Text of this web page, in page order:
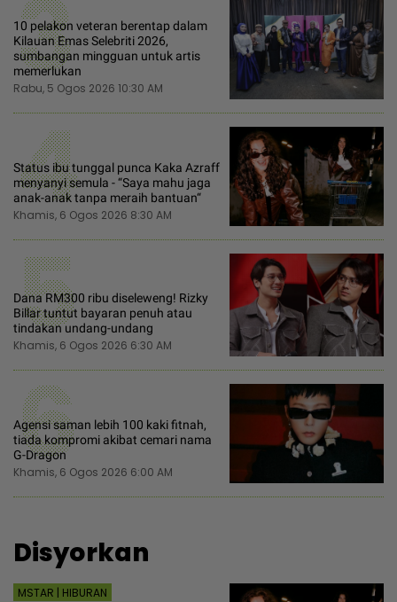
3
10 pelakon veteran berentap dalam
Kilauan Emas Selebriti 2026,
sumbangan mingguan untuk artis
memerlukan
Rabu, 5 Ogos 2026 10:30 AM
4
Status ibu tunggal punca Kaka Azraff
menyanyi semula - “Saya mahu jaga
anak-anak tanpa meraih bantuan“
Khamis, 6 Ogos 2026 8:30 AM
5
Dana RM300 ribu diseleweng! Rizky
Billar tuntut bayaran penuh atau
tindakan undang-undang
Khamis, 6 Ogos 2026 6:30 AM
6
Agensi saman lebih 100 kaki fitnah,
tiada kompromi akibat cemari nama
G-Dragon
Khamis, 6 Ogos 2026 6:00 AM
Disyorkan
MSTAR | HIBURAN